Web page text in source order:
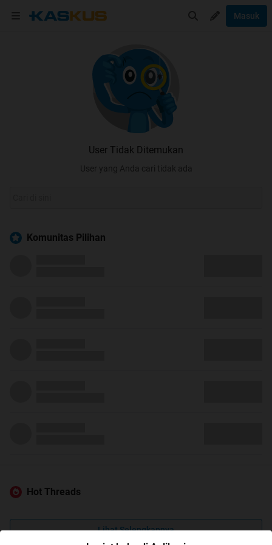
Masuk
User Tidak Ditemukan
User yang Anda cari tidak ada
Komunitas Pilihan
Hot Threads
Lihat Selengkapnya